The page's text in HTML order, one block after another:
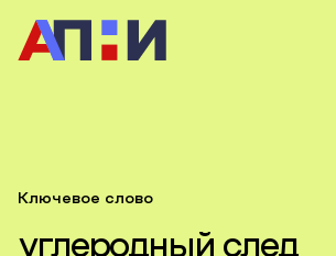
Ключевое слово
углеродный след